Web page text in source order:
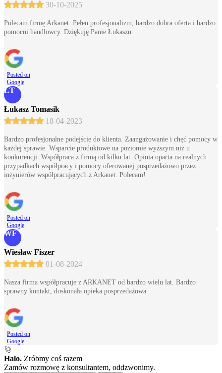
30-10-2025
Polecam firmę Arkanet. Pełen profesjonalizm, bardzo dobra oferta i bardzo
pomocni handlowcy. Dziękuję Panie Łukaszu.
Posted on
Google
ŁT
Łukasz Tomasik
18-04-2023
Bardzo profesjonalne podejście do klienta. Zaangażowanie i chęć pomocy w
każdej sprawie. Wsparcie produktowe na poziomie wyższym niż u
konkurencji. Współpraca z firmą od kilku lat. Opinia oparta na realnych
przypadkach współpracy i pomocy oferowanej posprzedażowo przez
inżynierów współpracujących z Arkanet. Polecam!
Posted on
Google
WF
Wiesław Fiszer
01-08-2024
Nasza firma współpracuje z ARKANET od bardzo wielu lat. Bardzo
sprawny kontakt, doskonała opieka posprzedażowa.
Posted on
Google
Halo. Zróbmy coś razem
Zamów rozmowę z konsultantem, oddzwonimy.